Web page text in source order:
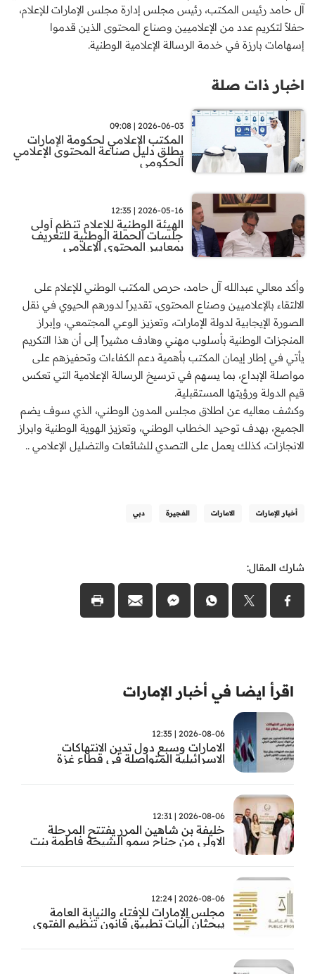
آل حامد رئيس المكتب، رئيس مجلس إدارة مجلس الإمارات للإعلام،
حفلاً لتكريم عدد من الإعلاميين وصناع المحتوى الذين قدموا
إسهامات بارزة في خدمة الرسالة الإعلامية الوطنية.
اخبار ذات صلة
2026-06-03 | 09:08
المكتب الإعلامي لحكومة الإمارات
يطلق دليل صناعة المحتوى الإعلامي
الحكومي
2026-05-16 | 12:35
الهيئة الوطنية للإعلام تنظم أولى
جلسات الحملة الوطنية للتعريف
بمعايير المحتوى الإعلامي
وأكد معالي عبدالله آل حامد، حرص المكتب الوطني للإعلام على
الالتقاء بالإعلاميين وصناع المحتوى، تقديراً لدورهم الحيوي في نقل
الصورة الإيجابية لدولة الإمارات، وتعزيز الوعي المجتمعي، وإبراز
المنجزات الوطنية بأسلوب مهني وهادف مشيراً إلى أن هذا التكريم
يأتي في إطار إيمان المكتب بأهمية دعم الكفاءات وتحفيزهم على
مواصلة الإبداع، بما يسهم في ترسيخ الرسالة الإعلامية التي تعكس
قيم الدولة ورؤيتها المستقبلية.
وكشف معاليه عن اطلاق مجلس المدون الوطني، الذي سوف يضم
الجميع، بهدف توحيد الخطاب الوطني، وتعزيز الهوية الوطنية وابراز
الانجازات، كذلك يعمل على التصدي للشائعات والتضليل الإعلامي ..
أخبار الإمارات الامارات الفجيرة دبي
شارك المقال:
اقرأ ايضا في أخبار الإمارات
2026-08-06 | 12:35
الامارات وسبع دول تدين الانتهاكات
الاسرائيلية المتواصلة في قطاع غزة
2026-08-06 | 12:31
خليفة بن شاهين المرر يفتتح المرحلة
الاولى من جناح سمو الشيخة فاطمة بنت
مستشفى المقاصد
2026-08-06 | 12:24
مجلس الإمارات للإفتاء والنيابة العامة
يبحثان آليات تطبيق قانون تنظيم الفتوى